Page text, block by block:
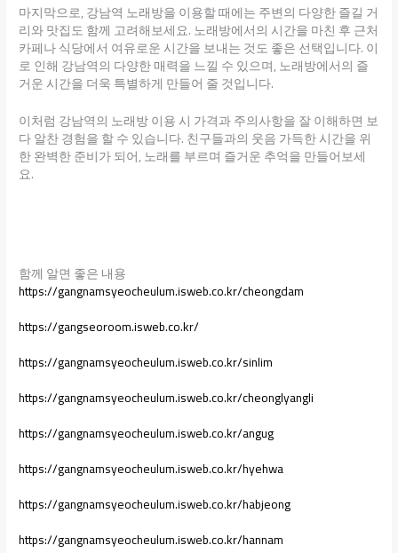
마지막으로, 강남역 노래방을 이용할 때에는 주변의 다양한 즐길 거
리와 맛집도 함께 고려해보세요. 노래방에서의 시간을 마친 후 근처
카페나 식당에서 여유로운 시간을 보내는 것도 좋은 선택입니다. 이
로 인해 강남역의 다양한 매력을 느낄 수 있으며, 노래방에서의 즐
거운 시간을 더욱 특별하게 만들어 줄 것입니다.
이처럼 강남역의 노래방 이용 시 가격과 주의사항을 잘 이해하면 보
다 알찬 경험을 할 수 있습니다. 친구들과의 웃음 가득한 시간을 위
한 완벽한 준비가 되어, 노래를 부르며 즐거운 추억을 만들어보세
요.
함께 알면 좋은 내용
https://gangnamsyeocheulum.isweb.co.kr/cheongdam
https://gangseoroom.isweb.co.kr/
https://gangnamsyeocheulum.isweb.co.kr/sinlim
https://gangnamsyeocheulum.isweb.co.kr/cheonglyangli
https://gangnamsyeocheulum.isweb.co.kr/angug
https://gangnamsyeocheulum.isweb.co.kr/hyehwa
https://gangnamsyeocheulum.isweb.co.kr/habjeong
https://gangnamsyeocheulum.isweb.co.kr/hannam